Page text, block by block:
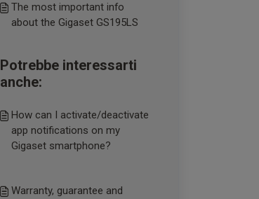
The most important info
about the Gigaset GS195LS
Potrebbe interessarti
anche:
How can I activate/deactivate
app notifications on my
Gigaset smartphone?
Warranty, guarantee and